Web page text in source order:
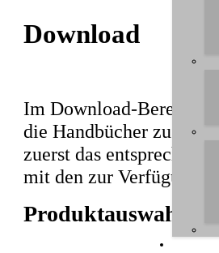
Download
Im Download-Bereich
die Handbücher zu
zuerst das
mit den zur Verfügung
Produktauswahl